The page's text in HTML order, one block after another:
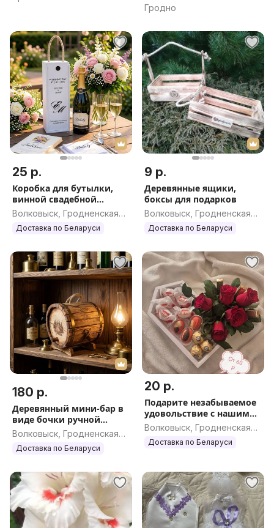
Гродно
25 р.
Коробка для бутылки,
винной свадебной
церемонии, день
рождения, юбилей
Волковыск, Гродненская
обл.
Доставка по Беларуси
9 р.
Деревянные ящики,
боксы для подарков
Волковыск, Гродненская
обл.
Доставка по Беларуси
180 р.
Деревянный мини-бар в
виде бочки ручной
работы
Волковыск, Гродненская
обл.
Доставка по Беларуси
20 р.
Подарите незабываемое
удовольствие с нашими
подарочными фуд-
боксами Для любимых
девушек и женщин
Волковыск, Гродненская
обл.
Доставка по Беларуси